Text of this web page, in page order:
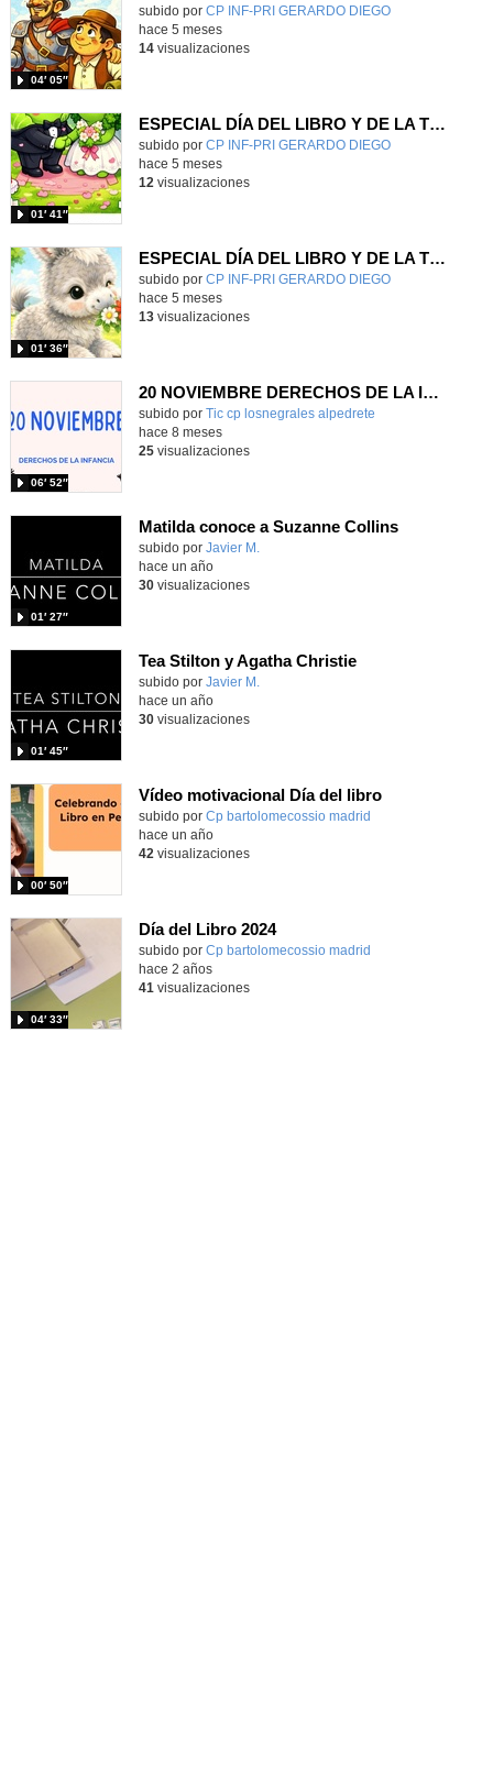
Contenido educativo.
subido por CP INF-PRI GERARDO DIEGO
04′ 05″
-
hace 5 meses
14visualizaciones
ESPECIAL DÍA DEL LIBRO Y DE LA TIERRA - "Boda y acompañamiento de campo" (Quevedo) |VÍDEO|
Contenido educativo.
subido por CP INF-PRI GERARDO DIEGO
01′ 41″
-
hace 5 meses
12 visualizaciones
ESPECIAL DÍA DEL LIBRO Y DE LA TIERRA - "Platero y yo" (Juan Ramón Jiménez) |VÍDEO|
Contenido educativo.
subido por CP INF-PRI GERARDO DIEGO
01′ 36″
-
hace 5 meses
13visualizaciones
20 NOVIEMBRE DERECHOS DE LA INFANCIA
Contenido educativo.
subido por Tic cp losnegrales alpedrete
06′ 52″
hace 8 meses
25visualizaciones
Matilda conoce a Suzanne Collins
subido por Javier M.
01′ 27″
hace un año
30visualizaciones
Tea Stilton y Agatha Christie
subido por Javier M.
01′ 45″
hace un año
30visualizaciones
Vídeo motivacional Día del libro
Contenido educativo.
subido por Cp bartolomecossio madrid
00′ 50″
hace un año
42 visualizaciones
Día del Libro 2024
subido por Cp bartolomecossio madrid
04′ 33″
hace 2 años
41 visualizaciones